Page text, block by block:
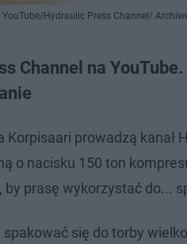
Hydraulic Press Channel/
Channel na
Korpisaari prowadzą kanał
o nacisku 150 ton
by prasę wykorzystać do...
się do torby